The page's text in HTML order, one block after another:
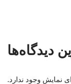
دیدگاه‌ها
نمایش وجود ندارد.